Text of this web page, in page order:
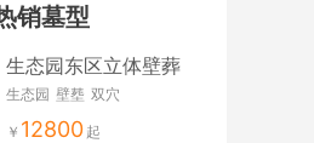
销墓型
生态园东区立体壁葬
生态园 壁塟 双穴
12800